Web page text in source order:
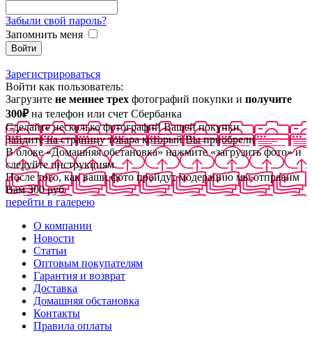
Забыли свой пароль?
Запомнить меня
Зарегистрироваться
Войти как пользователь:
Загрузите не меннее трех фотографий покупки и получите
300₽на телефон или счет Сбербанка
Сделайте несколько фотографий Вашей покупки
Зайдите на страницу товара который Вы приобрели
В блоке «Домашняя обстановка» нажмите «загрузить фото» и
следуйте инструкциям
После того, как ваши фото пройдут модерацию мы отправим
Вам 300 руб
перейти в галерею
О компании
Новости
Статьи
Оптовым покупателям
Гарантия и возврат
Доставка
Домашняя обстановка
Контакты
Правила оплаты